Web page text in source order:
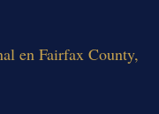
en Fairfax County,